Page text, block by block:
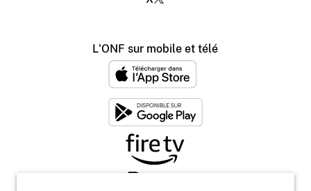
L'ONF sur mobile et télé